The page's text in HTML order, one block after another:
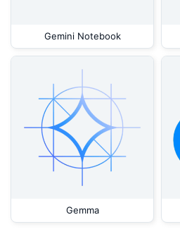
Gemini Notebook
Gemma